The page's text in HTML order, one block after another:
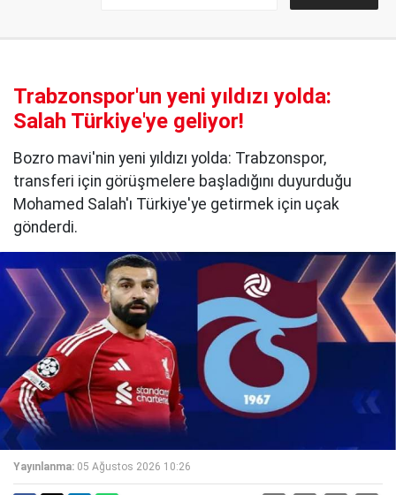
Trabzonspor'un yeni yıldızı yolda:
Salah Türkiye'ye geliyor!
Bozro mavi'nin yeni yıldızı yolda: Trabzonspor,
transferi için görüşmelere başladığını duyurduğu
Mohamed Salah'ı Türkiye'ye getirmek için uçak
gönderdi.
Yayınlanma: 05 Ağustos 2026 10:26